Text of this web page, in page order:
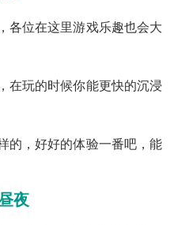
各位在这里游戏乐趣也会大
在玩的时候你能更快的沉浸
的，好好的体验一番吧，能
夜